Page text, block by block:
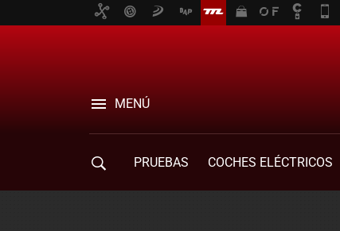
MENÚ
PRUEBAS COCHES ELÉCTRICOS